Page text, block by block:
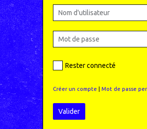
Rester connecté
Créer un compte Mot de passe
Valider